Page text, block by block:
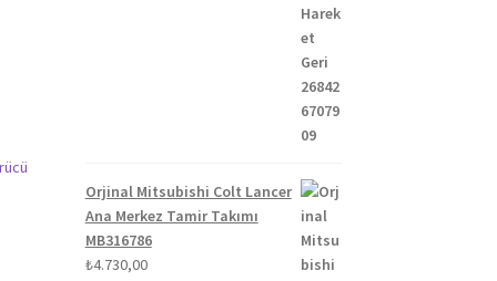
Orjinal Mitsubishi Colt Lancer
Ana Merkez Tamir Takımı
MB316786
₺4.730,00